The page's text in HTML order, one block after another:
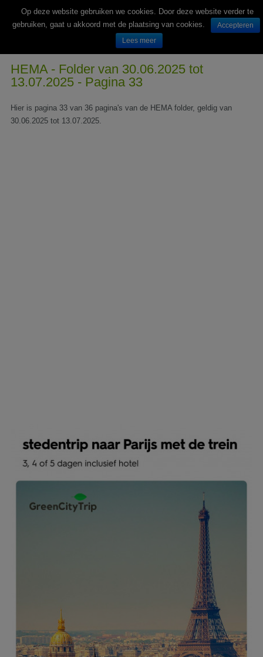
Wekelijks nieuwe folders van Nederlandse supermarkten en winkels
HEMA - Folder van 30.06.2025 tot
13.07.2025 - Pagina 33
Hier is pagina 33 van 36 pagina's van de HEMA folder, geldig van
30.06.2025 tot 13.07.2025.
Op deze website gebruiken we cookies. Door deze website verder te
gebruiken, gaat u akkoord met de plaatsing van cookies.
Accepteren
Lees meer